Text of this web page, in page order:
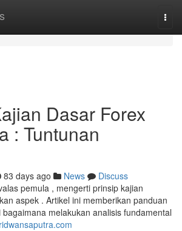
Dasar Forex
: Tuntunan
83 days ago News
Discuss
pemula , mengerti prinsip kajian
aspek . Artikel ini memberikan panduan
melakukan analisis fundamental